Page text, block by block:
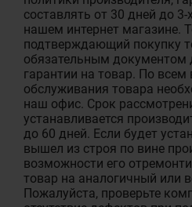
составлять от 30 дней до
нашем интернет магазине.
подтверждающий покупку
обязательным документом
гарантии на товар. По всем
обслуживания товара
наш офис. Срок
устанавливается
до 60 дней. Если будет
вышел из строя по вине
возможности его
товар на аналогичный или
Пожалуйста, проверьте